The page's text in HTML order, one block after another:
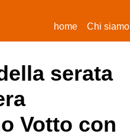
home(current)
Chi siamo
serata
Votto con